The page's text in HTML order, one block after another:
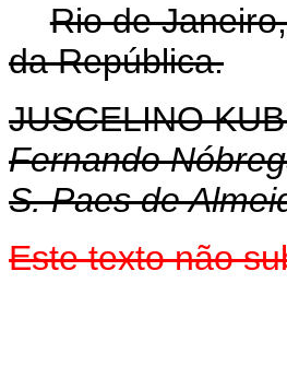
Rio de
da República.
JUSCELINO
Fernando
S. Paes de
Este texto não